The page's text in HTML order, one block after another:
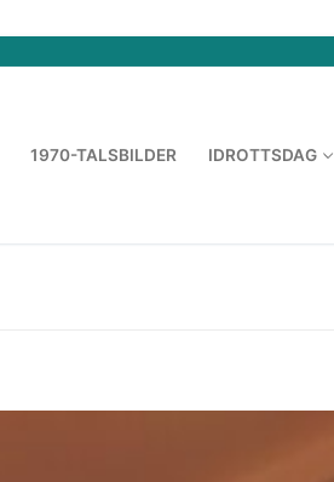
1970-TALSBILDER IDROTTSDAG